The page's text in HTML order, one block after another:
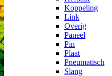
Koppeling
Link
Overig
Paneel
Pin
Plaat
Pneumatisch
Slang